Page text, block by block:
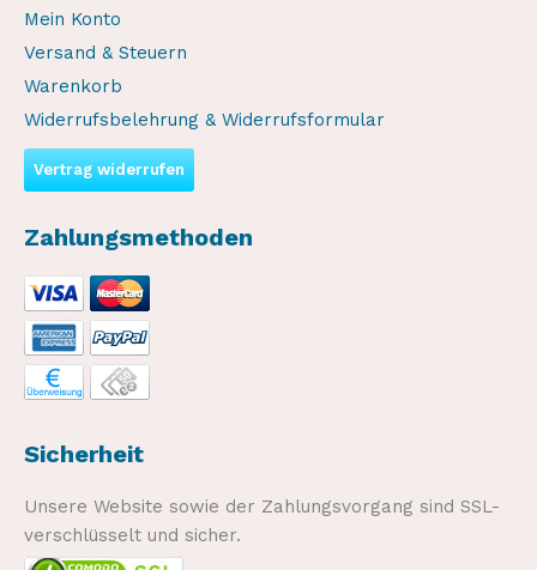
Mein Konto
Versand & Steuern
Warenkorb
Widerrufsbelehrung & Widerrufsformular
Vertrag widerrufen
Zahlungsmethoden
Sicherheit
Unsere Website sowie der Zahlungsvorgang sind SSL-
verschlüsselt und sicher.